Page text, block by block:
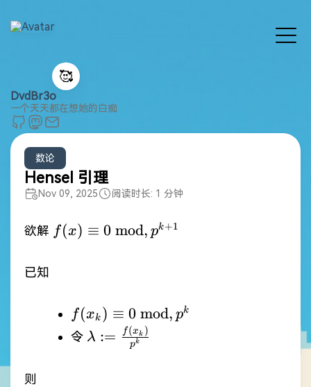
🥰
DvdBr3o
一个天天都在想她的白痴
数论
Hensel 引理
Nov 09, 2025 阅读时长: 1 分钟
欲解 f(x)\equiv0 \
f(x) ≡ 0 mod, pk+1
已知
f(x_{k})\equiv0
\
\mathrm{mod}
f(xk ) ≡ 0 mod, pk
令 \lambda :=
\frac{f(x_{k})}
λ := pk
f(xk )
则